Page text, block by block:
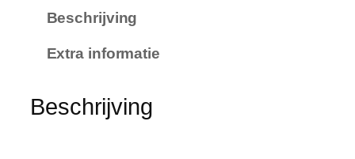
2
Beschrijving
Extra informatie
Beschrijving